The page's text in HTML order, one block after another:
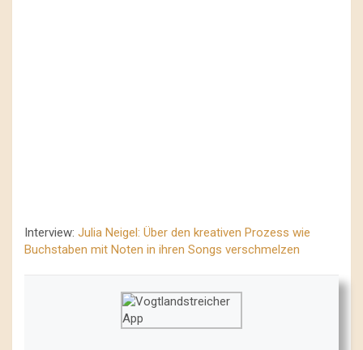
Interview: Julia Neigel: Über den kreativen Prozess wie
Buchstaben mit Noten in ihren Songs verschmelzen